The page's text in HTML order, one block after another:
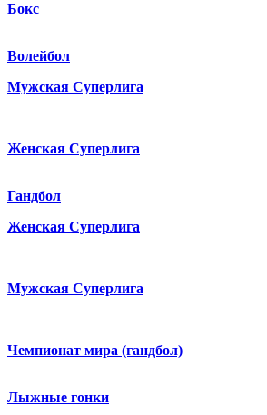
Бокс
Волейбол
Мужская Суперлига
Женская Суперлига
Гандбол
Женская Суперлига
Мужская Суперлига
Чемпионат мира (гандбол)
Лыжные гонки